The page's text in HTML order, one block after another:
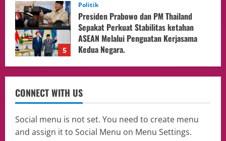
1
Culture
Pengadilan Agama Jakarta Pusat
Selesaikan 25 Perkara Isbat Nikah bagi
WNI di Johor Bahru
06/08/2026
2
Adakan Pertemuan Dengan Delegasi 6
lembaga investor, Berorientasi Untuk
Meningkatkan SDM
05/08/2026
Health
CONNECT WITH US
Social menu is not set. You need to create menu
and assign it to Social Menu on Menu Settings.